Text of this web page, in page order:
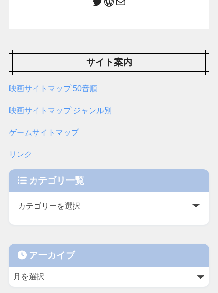
サイト案内
映画サイトマップ 50音順
映画サイトマップ ジャンル別
ゲームサイトマップ
リンク
カテゴリ一覧
アーカイブ